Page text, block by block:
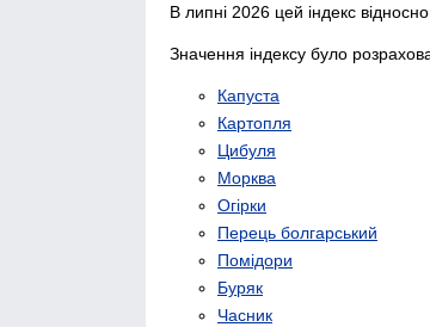
В липні 2026 цей індекс
Значення індексу було
Капуста
Картопля
Цибуля
Морква
Огірки
Перець болгарський
Помідори
Буряк
Часник